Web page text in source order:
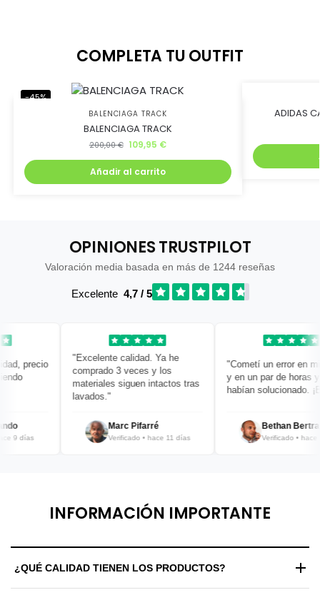
COMPLETA TU OUTFIT
-45%
BALENCIAGA TRACK
BALENCIAGA TRACK
200,00€ 109,95 €
Añadir al carrito
ADIDAS
OPINIONES TRUSTPILOT
Valoración media basada en más de 1244 reseñas
Excelente 4,7 / 5
precio
9 días
"Excelente calidad. Ya he
comprado 3 veces y los
materiales siguen intactos tras
lavados."
Marc Pifarré
Verificado • hace 11 días
"Cometí un error en mi
y en un par de horas ya
habían solucionado.
Bethan Bertrand
Verificado • hace 12
INFORMACIÓN IMPORTANTE
¿QUÉ CALIDAD TIENEN LOS PRODUCTOS?